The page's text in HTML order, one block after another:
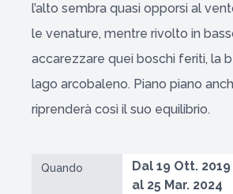
l’alto sembra quasi opporsi al
le venature, mentre rivolto in
accarezzare quei boschi feriti, la
lago arcobaleno. Piano piano
riprenderà così il suo equilibrio.
Quando
Dal 19 Ott. 2019
al 25 Mar. 2024